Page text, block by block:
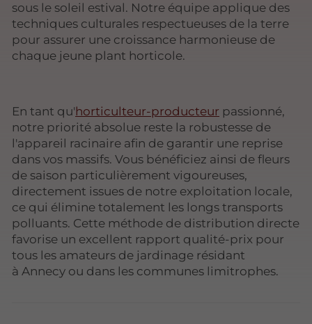
sous le soleil estival. Notre équipe applique des
techniques culturales respectueuses de la terre
pour assurer une croissance harmonieuse de
chaque jeune plant horticole.
En tant qu'horticulteur-producteur passionné,
notre priorité absolue reste la robustesse de
l'appareil racinaire afin de garantir une reprise
dans vos massifs. Vous bénéficiez ainsi de fleurs
de saison particulièrement vigoureuses,
directement issues de notre exploitation locale,
ce qui élimine totalement les longs transports
polluants. Cette méthode de distribution directe
favorise un excellent rapport qualité-prix pour
tous les amateurs de jardinage résidant
à Annecy ou dans les communes limitrophes.